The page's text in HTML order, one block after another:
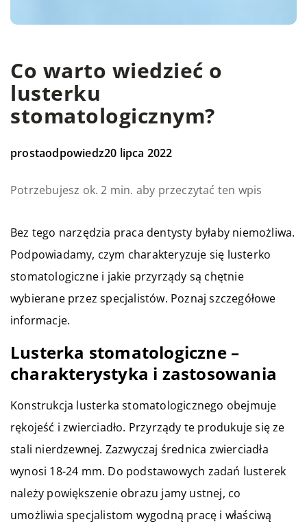
Co warto wiedzieć o
lusterku
stomatologicznym?
prostaodpowiedz20 lipca 2022
Potrzebujesz ok. 2 min. aby przeczytać ten wpis
Bez tego narzędzia praca dentysty byłaby niemożliwa.
Podpowiadamy, czym charakteryzuje się lusterko
stomatologiczne i jakie przyrządy są chętnie
wybierane przez specjalistów. Poznaj szczegółowe
informacje.
Lusterka stomatologiczne –
charakterystyka i zastosowania
Konstrukcja lusterka stomatologicznego obejmuje
rękojeść i zwierciadło. Przyrządy te produkuje się ze
stali nierdzewnej. Zazwyczaj średnica zwierciadła
wynosi 18-24 mm. Do podstawowych zadań lusterek
należy powiększenie obrazu jamy ustnej, co
umożliwia specjalistom wygodną pracę i właściwą